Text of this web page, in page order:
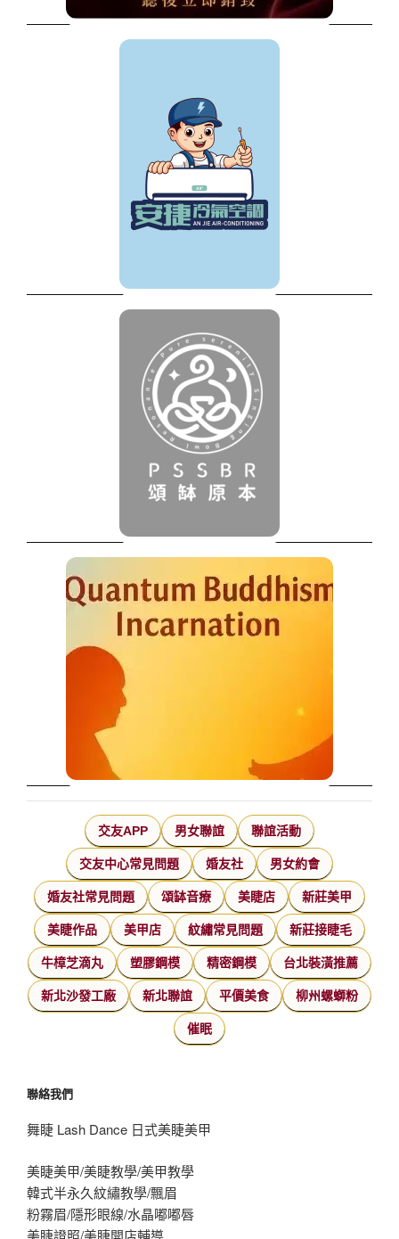
交友APP 男女聯誼 聯誼活動
交友中心常見問題 婚友社 男女約會
婚友社常見問題 頌缽音療 美睫店 新莊美甲
美睫作品 美甲店 紋繡常見問題 新莊接睫毛
牛樟芝滴丸 塑膠鋼模 精密鋼模 台北裝潢推薦
新北沙發工廠 新北聯誼 平價美食 柳州螺螄粉
催眠
聯絡我們
舞睫 Lash Dance 日式美睫美甲
美睫美甲/美睫教學/美甲教學
韓式半永久紋繡教學/飄眉
粉霧眉/隱形眼線/水晶嘟嘟唇
美睫證照/美睫開店輔導